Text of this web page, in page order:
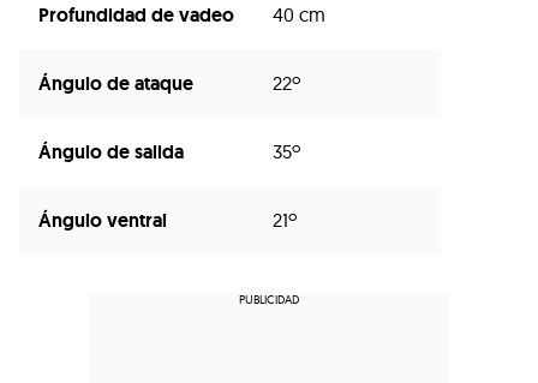
Profundidad de vadeo 40 cm
Ángulo de ataque 22º
Ángulo de salida 35º
Ángulo ventral 21º